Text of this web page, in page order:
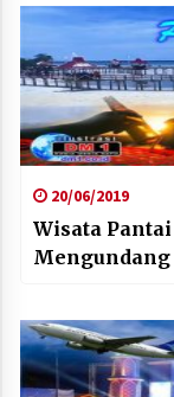
20/06/2019
Wisata